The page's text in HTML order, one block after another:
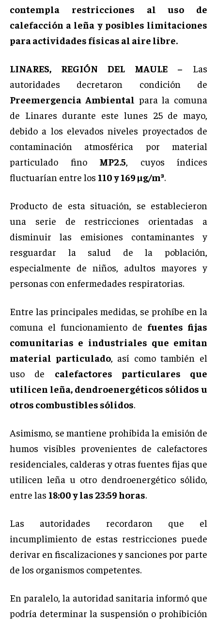
contempla restricciones al uso de
calefacción a leña y posibles limitaciones
para actividades físicas al aire libre.
LINARES, REGIÓN DEL MAULE – Las
autoridades decretaron condición de
Preemergencia Ambiental para la comuna
de Linares durante este lunes 25 de mayo,
debido a los elevados niveles proyectados de
contaminación atmosférica por material
particulado fino MP2.5 , cuyos índices
fluctuarían entre los 110 y 169 µg/m³.
Producto de esta situación, se establecieron
una serie de restricciones orientadas a
disminuir las emisiones contaminantes y
resguardar la salud de la población,
especialmente de niños, adultos mayores y
personas con enfermedades respiratorias.
Entre las principales medidas, se prohíbe en la
comuna el funcionamiento de fuentes fijas
comunitarias e industriales que emitan
material particulado, así como también el
uso de calefactores particulares que
utilicen leña, dendroenergéticos sólidos u
otros combustibles sólidos.
Asimismo, se mantiene prohibida la emisión de
humos visibles provenientes de calefactores
residenciales, calderas y otras fuentes fijas que
utilicen leña u otro dendroenergético sólido,
entre las 18:00 y las 23:59 horas.
Las autoridades recordaron que el
incumplimiento de estas restricciones puede
derivar en fiscalizaciones y sanciones por parte
de los organismos competentes.
En paralelo, la autoridad sanitaria informó que
podría determinar la suspensión o prohibición